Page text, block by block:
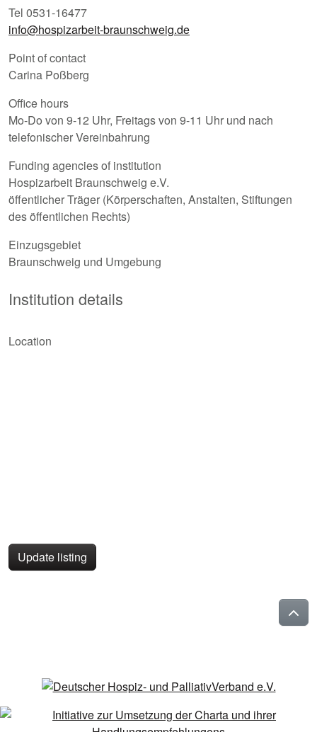
Tel 0531-16477
info@hospizarbeit-braunschweig.de
Point of contact
Carina Poßberg
Office hours
Mo-Do von 9-12 Uhr, Freitags von 9-11 Uhr und nach
telefonischer Vereinbahrung
Funding agencies of institution
Hospizarbeit Braunschweig e.V.
öffentlicher Träger (Körperschaften, Anstalten, Stiftungen
des öffentlichen Rechts)
Einzugsgebiet
Braunschweig und Umgebung
Institution details
Location
Update listing